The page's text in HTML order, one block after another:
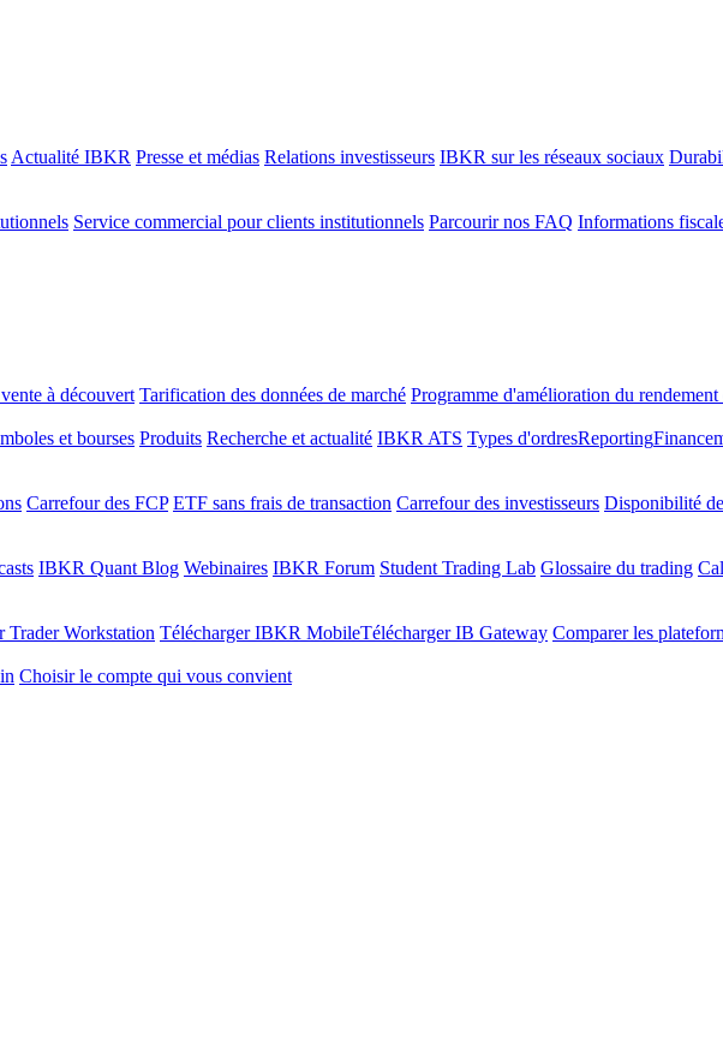
Actualité IBKR Presse et médias Relations investisseurs IBKR sur les réseaux sociaux
Service commercial pour clients institutionnels Parcourir nos FAQ Informations
à découvert Tarification des données de marché Programme d'amélioration du rendement
et bourses Produits Recherche et actualité IBKR ATS Types d'ordresReporting
Carrefour des FCP ETF sans frais de transaction Carrefour des investisseurs Disponibilité
IBKR Quant Blog Webinaires IBKR Forum Student Trading Lab Glossaire du trading
Trader Workstation Télécharger IBKR MobileTélécharger IB Gateway Comparer les
Choisir le compte qui vous convient